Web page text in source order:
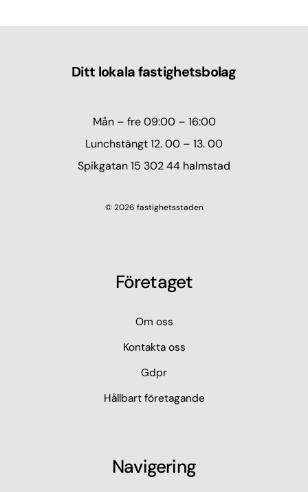
Ditt lokala fastighetsbolag
Mån – fre 09:00 – 16:00
Lunchstängt 12. 00 – 13. 00
Spikgatan 15 302 44 halmstad
© 2026 fastighetsstaden
Företaget
Om oss
Kontakta oss
Gdpr
Hållbart företagande
Navigering